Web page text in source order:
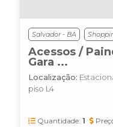
Salvador - BA
Acessos /
Gara ...
Localização:
piso L4
Quantidade: 1